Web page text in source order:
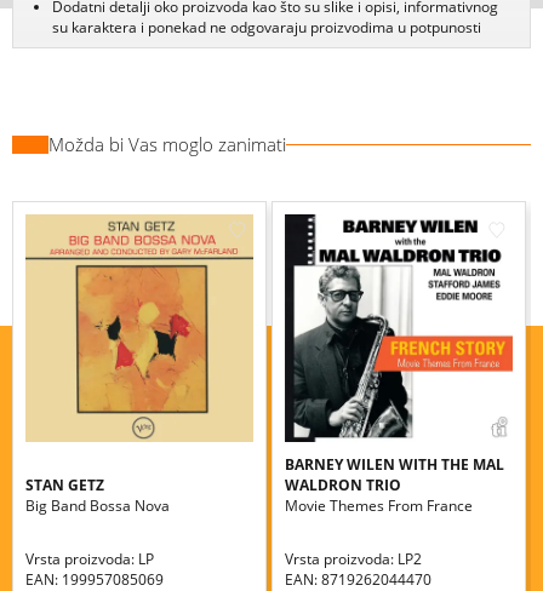
Dodatni detalji oko proizvoda kao što su slike i opisi, informativnog
su karaktera i ponekad ne odgovaraju proizvodima u potpunosti
Možda bi Vas moglo zanimati
STAN GETZ
Big Band Bossa Nova
Vrsta proizvoda: LP
EAN: 199957085069
BARNEY WILEN WITH THE MAL
WALDRON TRIO
Movie Themes From France
Vrsta proizvoda: LP2
EAN: 8719262044470